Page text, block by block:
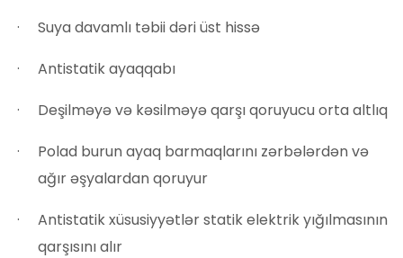
Suya davamlı təbii dəri üst hissə
Antistatik ayaqqabı
Deşilməyə və kəsilməyə qarşı qoruyucu orta altlıq
Polad burun ayaq barmaqlarını zərbələrdən və
ağır əşyalardan qoruyur
Antistatik xüsusiyyətlər statik elektrik yığılmasının
qarşısını alır